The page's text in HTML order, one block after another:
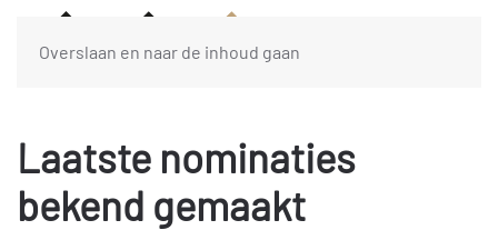
Overslaan en naar de inhoud gaan
Laatste nominaties
bekend gemaakt